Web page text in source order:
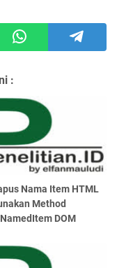
:
Nama Item HTML
Method
DOM